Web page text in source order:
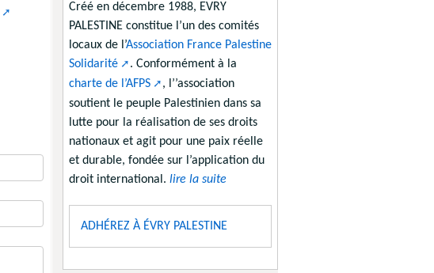
Créé en décembre 1988, EVRY
PALESTINE constitue l’un des comités
locaux de l’Association France Palestine
Solidarité
. Conformément à la
charte de l’AFPS
, l’’association
soutient le peuple Palestinien dans sa
lutte pour la réalisation de ses droits
nationaux et agit pour une paix réelle
et durable, fondée sur l’application du
droit international. lire la suite
ADHÉREZ À ÉVRY PALESTINE